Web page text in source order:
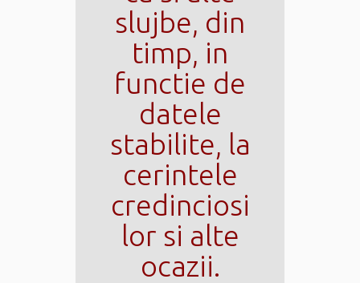
slujbe, din
timp, in
functie de
datele
stabilite, la
cerintele
credinciosi
lor si alte
ocazii.